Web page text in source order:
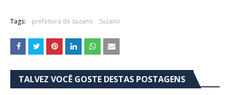
Tags: prefeitura de suzano Suzano
TALVEZ VOCÊ GOSTE DESTAS POSTAGENS